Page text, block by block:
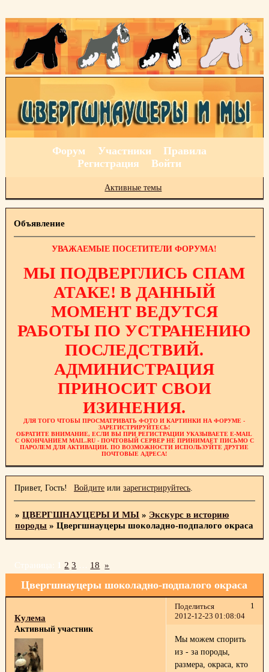
Форум Участники
Правила
Регистрация
Войти
Активные темы
Объявление
УВАЖАЕМЫЕ ПОСЕТИТЕЛИ ФОРУМА!
МЫ ПОДВЕРГЛИСЬ СПАМ
АТАКЕ! В ДАННЫЙ
МОМЕНТ ВЕДУТСЯ
РАБОТЫ ПО УСТРАНЕНИЮ
ПОСЛЕДСТВИЙ.
АДМИНИСТРАЦИЯ
ПРИНОСИТ СВОИ
ИЗИНЕНИЯ.
ДЛЯ ТОГО ЧТОБЫ ПРОСМАТРИВАТЬ ФОТО И КАРТИНКИ НА ФОРУМЕ -
ЗАРЕГИСТРИРУЙТЕСЬ!
ОБРАТИТЕ ВНИМАНИЕ, ЕСЛИ ВЫ ПРИ РЕГИСТРАЦИИ УКАЗЫВАЕТЕ E-MAIL
С ОКОНЧАНИЕМ MAIL.RU - ПОЧТОВЫЙ СЕРВЕР НЕ ПРИНИМАЕТ ПИСЬМО С
ПАРОЛЕМ ДЛЯ АКТИВАЦИИ. ПО ВОЗМОЖНОСТИ ИСПОЛЬЗУЙТЕ ДРУГИЕ
ПОЧТОВЫЕ АДРЕСА!
Привет, Гость! Войдитеили зарегистрируйтесь.
»ЦВЕРГШНАУЦЕРЫ И МЫ » Экскурс в историю
породы »Цвергшнауцеры шоколадно-подпалого окраса
Цвергшнауцеры шоколадно-подпалого окраса
Страница: 1 2 3 … 18 »
Поделиться
1
2012-12-23 01:08:04
Кулема
Активный участник
Мы можем спорить
из - за породы,
размера, окраса, кто